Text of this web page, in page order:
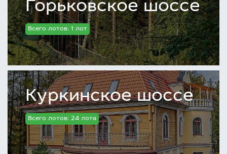
Горьковское шоссе
Всего лотов: 1 лот
Куркинское шоссе
Всего лотов: 24 лота